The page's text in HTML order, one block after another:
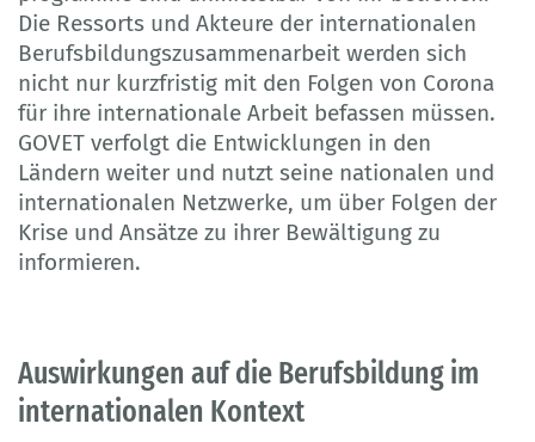
Die Ressorts und Akteure der internationalen
Berufs­bil­dungs­zusam­men­ar­beit werden sich
nicht nur kurzfristig mit den Folgen von Corona
für ihre internationale Arbeit befassen müssen.
GOVET verfolgt die Entwicklungen in den
Ländern weiter und nutzt seine nationalen und
internationalen Netzwerke, um über Folgen der
Krise und Ansätze zu ihrer Bewältigung zu
informieren.
Auswirkungen auf die Berufsbildung im
internationalen Kontext